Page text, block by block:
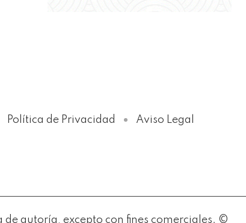
Política de Privacidad
Aviso Legal
autoría, excepto con fines comerciales. ©